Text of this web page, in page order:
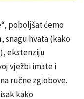
poboljšat ćemo
, snagu hvata (kako
ekstenziju
vježbi imate i
ručne zglobove.
kako